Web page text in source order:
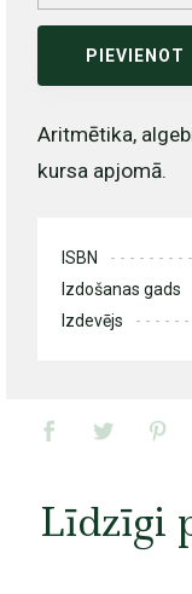
PIEVIENOT
Aritmētika,
kursa apjomā.
ISBN
Izdošanas gads
Izdevējs
Līdzīgi